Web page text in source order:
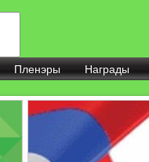
Пленэры Награды